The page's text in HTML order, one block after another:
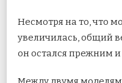
Несмотря на то, что
увеличилась, общий
он остался прежним и